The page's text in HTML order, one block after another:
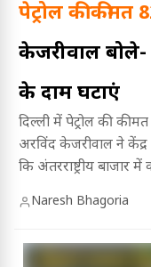
पेट्रोल की कीमत
केजरीवाल
के दाम घटाएं
दिल्ली में पेट्रोल की
अरविंद केजरीवाल ने केंद्र
कि अंतरराष्ट्रीय
बयानों और सरकार से
Naresh Bhagoria